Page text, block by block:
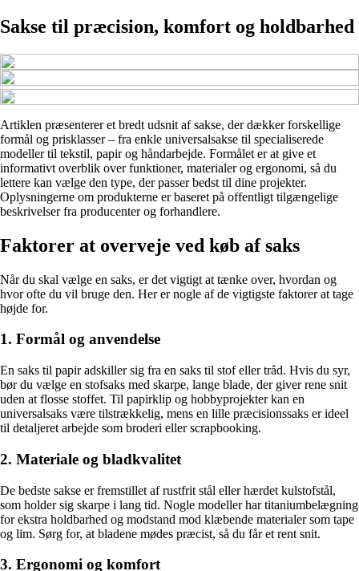
Sakse til præcision, komfort og holdbarhed
Artiklen præsenterer et bredt udsnit af sakse, der dækker forskellige
formål og prisklasser – fra enkle universalsakse til specialiserede
modeller til tekstil, papir og håndarbejde. Formålet er at give et
informativt overblik over funktioner, materialer og ergonomi, så du
lettere kan vælge den type, der passer bedst til dine projekter.
Oplysningerne om produkterne er baseret på offentligt tilgængelige
beskrivelser fra producenter og forhandlere.
Faktorer at overveje ved køb af saks
Når du skal vælge en saks, er det vigtigt at tænke over, hvordan og
hvor ofte du vil bruge den. Her er nogle af de vigtigste faktorer at tage
højde for.
1. Formål og anvendelse
En saks til papir adskiller sig fra en saks til stof eller tråd. Hvis du syr,
bør du vælge en stofsaks med skarpe, lange blade, der giver rene snit
uden at flosse stoffet. Til papirklip og hobbyprojekter kan en
universalsaks være tilstrækkelig, mens en lille præcisionssaks er ideel
til detaljeret arbejde som broderi eller scrapbooking.
2. Materiale og bladkvalitet
De bedste sakse er fremstillet af rustfrit stål eller hærdet kulstofstål,
som holder sig skarpe i lang tid. Nogle modeller har titaniumbelægning
for ekstra holdbarhed og modstand mod klæbende materialer som tape
og lim. Sørg for, at bladene mødes præcist, så du får et rent snit.
3. Ergonomi og komfort